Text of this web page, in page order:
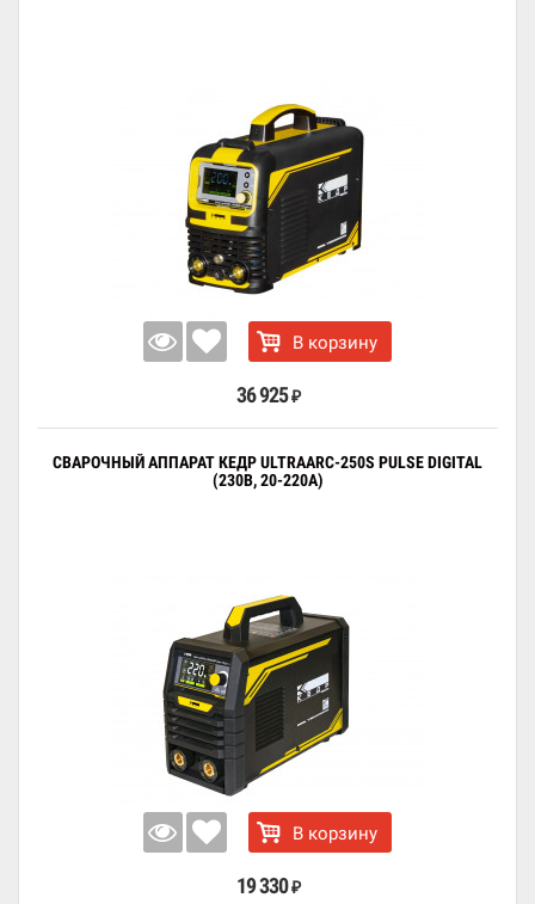
В корзину
36 925 ₽
СВАРОЧНЫЙ АППАРАТ КЕДР ULTRAARC-250S PULSE DIGITAL
(230В, 20-220А)
В корзину
19 330 ₽